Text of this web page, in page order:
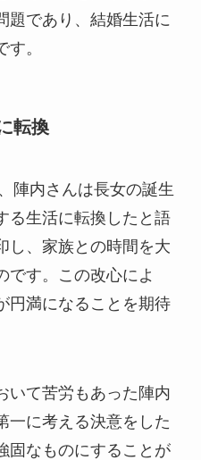
題であり、結婚生活に
。
転換
陣内さんは長女の誕生
る生活に転換したと語
し、家族との時間を大
です。この改心によ
円満になることを期待
いて苦労もあった陣内
一に考える決意をした
固なものにすることが